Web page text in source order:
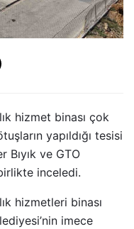
hizmet binası çok
yapıldığı tesisi
Bıyık ve GTO
inceledi.
hizmetleri binası
imece